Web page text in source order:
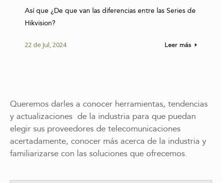
Así que ¿De que van las diferencias entre las Series de
Hikvision?
22 de Jul, 2024 Leer más
Queremos darles a conocer herramientas, tendencias
y actualizaciones de la industria para que puedan
elegir sus proveedores de telecomunicaciones
acertadamente, conocer más acerca de la industria y
familiarizarse con las soluciones que ofrecemos.